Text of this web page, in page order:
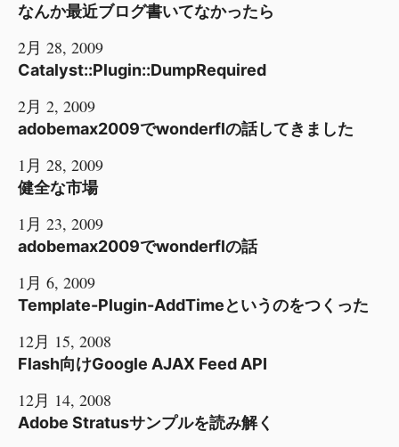
なんか最近ブログ書いてなかったら
2月 28, 2009
Catalyst::Plugin::DumpRequired
2月 2, 2009
adobemax2009でwonderflの話してきました
1月 28, 2009
健全な市場
1月 23, 2009
adobemax2009でwonderflの話
1月 6, 2009
Template-Plugin-AddTimeというのをつくった
12月 15, 2008
Flash向けGoogle AJAX Feed API
12月 14, 2008
Adobe Stratusサンプルを読み解く